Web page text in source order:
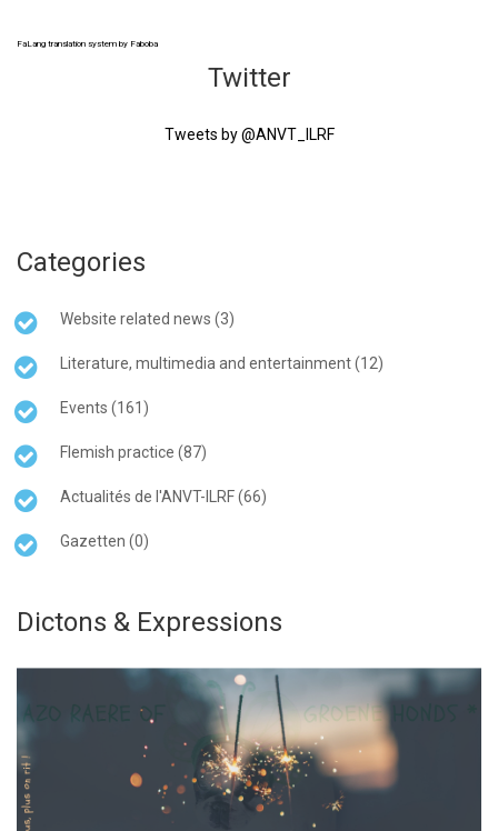
FaLang translation system by Faboba
Twitter
Tweets by @ANVT_ILRF
Categories
Website related news (3)
Literature, multimedia and entertainment (12)
Events (161)
Flemish practice (87)
Actualités de l'ANVT-ILRF (66)
Gazetten (0)
Dictons & Expressions